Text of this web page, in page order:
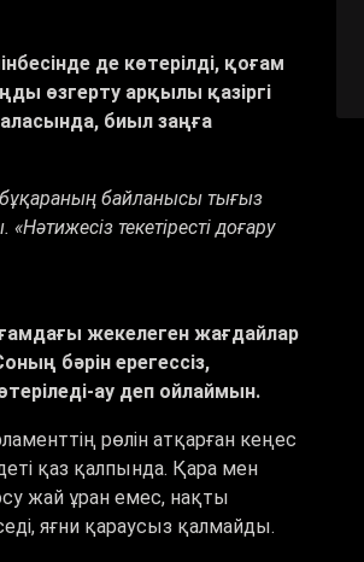
де көтерілді, қоғам
өзгерту арқылы қазіргі
биыл заңға
бұқараның байланысы тығыз
текетіресті доғару
жекелеген жағдайлар
бәрін ерегессіз,
ау деп ойлаймын.
рөлін атқарған кеңес
қаз қалпында. Қара мен
жай ұран емес, нақты
яғни қараусыз қалмайды.